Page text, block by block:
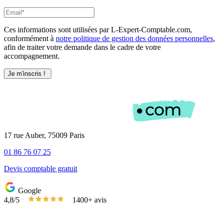
Ces informations sont utilisées par L-Expert-Comptable.com,
conformément à notre politique de gestion des données personnelles,
afin de traiter votre demande dans le cadre de votre
accompagnement.
17 rue Auber, 75009 Paris
01 86 76 07 25
Devis comptable gratuit
Google
4,8/5
1400+ avis